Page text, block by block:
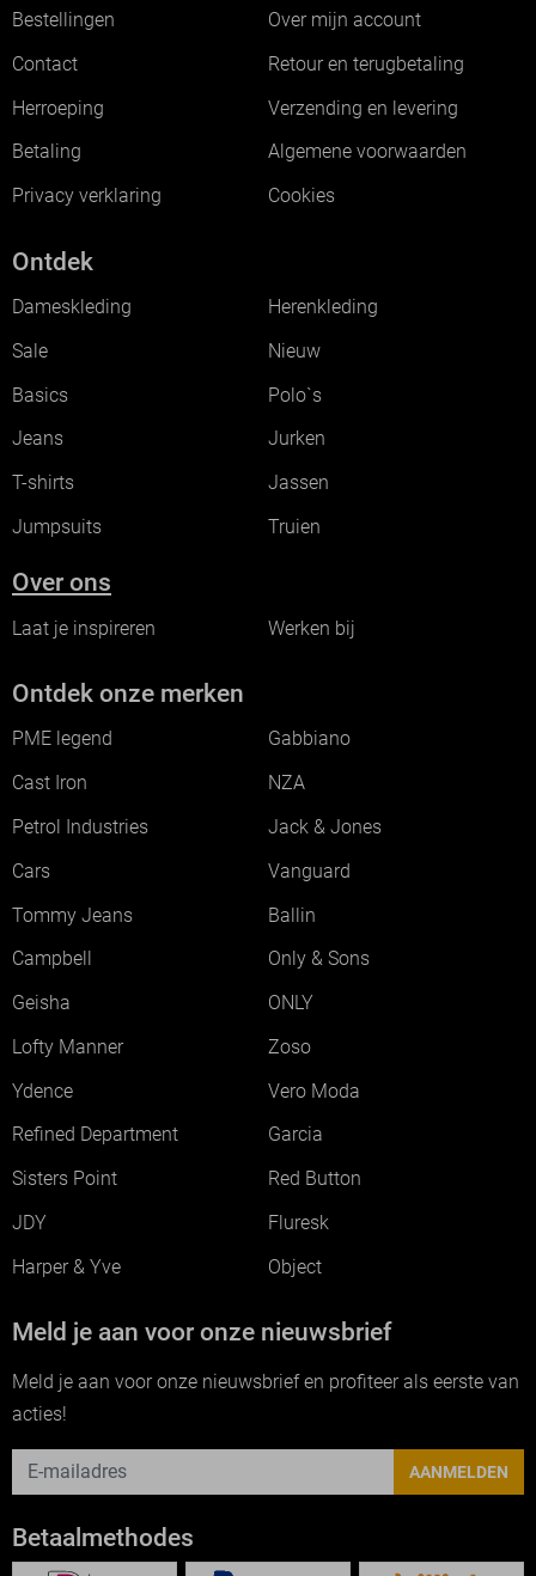
Bestellingen
Over mijn account
Contact
Retour en terugbetaling
Herroeping
Verzending en levering
Betaling
Algemene voorwaarden
Privacy verklaring
Cookies
Ontdek
Dameskleding
Herenkleding
Sale
Nieuw
Basics
Polo`s
Jeans
Jurken
T-shirts
Jassen
Jumpsuits
Truien
Over ons
Laat je inspireren Werken bij
Ontdek onze merken
PME legend
Gabbiano
Cast Iron
NZA
Petrol Industries
Jack & Jones
Cars
Vanguard
Tommy Jeans
Ballin
Campbell
Only & Sons
Geisha
ONLY
Lofty Manner
Zoso
Ydence
Vero Moda
Refined Department
Garcia
Sisters Point
Red Button
JDY
Fluresk
Harper & Yve
Object
Meld je aan voor onze nieuwsbrief
Meld je aan voor onze nieuwsbrief en profiteer als eerste van
acties!
AANMELDEN
Betaalmethodes